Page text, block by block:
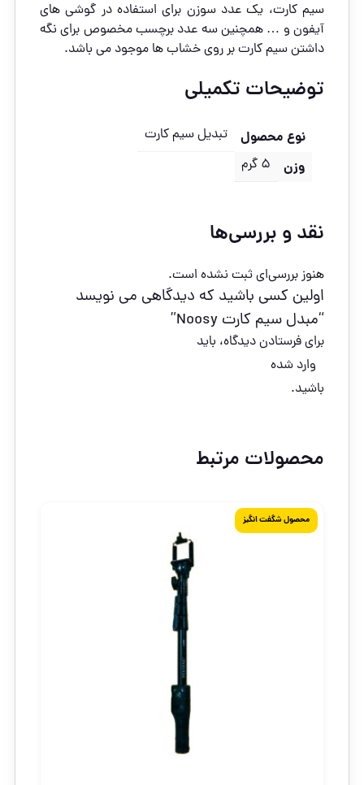
سیم کارت، یک عدد سوزن برای استفاده در گوشی های
آیفون و … همچنین سه عدد برچسب مخصوص برای نگه
داشتن سیم کارت بر روی خشاب ها موجود می باشد.
توضیحات تکمیلی
نوع محصول تبدیل سیم کارت
وزن 5 گرم
نقد و بررسی‌ها
هنوز بررسی‌ای ثبت نشده است.
اولین کسی باشید که دیدگاهی می نویسد
“مبدل سیم کارت Noosy”
برای فرستادن دیدگاه، باید
وارد شده
باشید.
محصولات مرتبط
محصول شگفت انگیز